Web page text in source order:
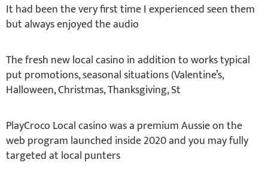
It had been the very first time I experienced seen them
but always enjoyed the audio
The fresh new local casino in addition to works typical
put promotions, seasonal situations (Valentine’s,
Halloween, Christmas, Thanksgiving, St
PlayCroco Local casino was a premium Aussie on the
web program launched inside 2020 and you may fully
targeted at local punters